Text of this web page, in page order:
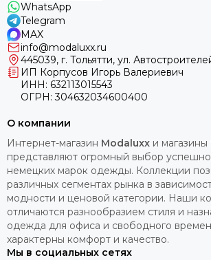
WhatsApp
Telegram
MAX
info@modaluxx.ru
445039, г. Тольятти, ул.
ИП Корпусов Игорь Валериевич
ИНН: 632113015543
ОГРН: 304632034600400
О компании
Интернет-магазин Modaluxx и магазины
представляют огромный выбор
немецких марок одежды. Коллекции
различных сегментах рынка в
модности и ценовой категории. Наши
отличаются разнообразием стиля и
одежда для офиса и свободного
характерны комфорт и качество.
Мы в социальных сетях